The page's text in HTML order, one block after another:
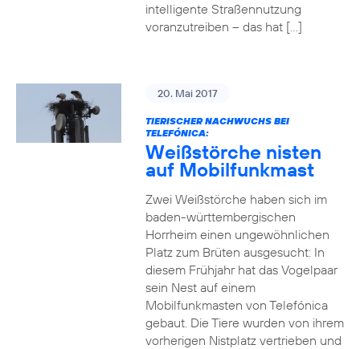
intelligente Straßennutzung
voranzutreiben – das hat […]
20. Mai 2017
TIERISCHER NACHWUCHS BEI
TELEFÓNICA:
Weißstörche nisten
auf Mobilfunkmast
Zwei Weißstörche haben sich im
baden-württembergischen
Horrheim einen ungewöhnlichen
Platz zum Brüten ausgesucht: In
diesem Frühjahr hat das Vogelpaar
sein Nest auf einem
Mobilfunkmasten von Telefónica
gebaut. Die Tiere wurden von ihrem
vorherigen Nistplatz vertrieben und